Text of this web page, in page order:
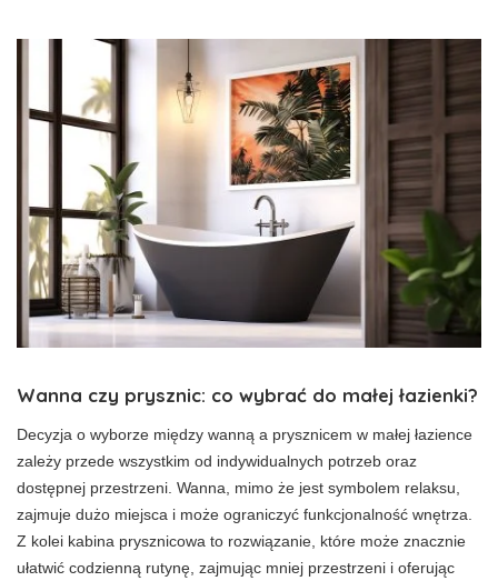
Wanna czy prysznic: co wybrać do małej łazienki?
Decyzja o wyborze między wanną a prysznicem w małej łazience
zależy przede wszystkim od indywidualnych potrzeb oraz
dostępnej przestrzeni. Wanna, mimo że jest symbolem relaksu,
zajmuje dużo miejsca i może ograniczyć funkcjonalność wnętrza.
Z kolei kabina prysznicowa to rozwiązanie, które może znacznie
ułatwić codzienną rutynę, zajmując mniej przestrzeni i oferując